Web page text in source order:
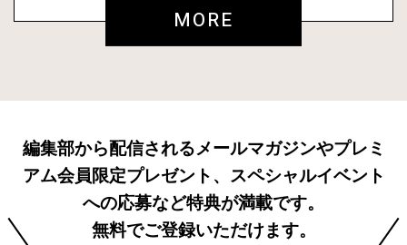
MORE
編集部から配信されるメールマガジンやプレミ
アム会員限定プレゼント、スペシャルイベント
への応募など特典が満載です。
無料でご登録いただけます。